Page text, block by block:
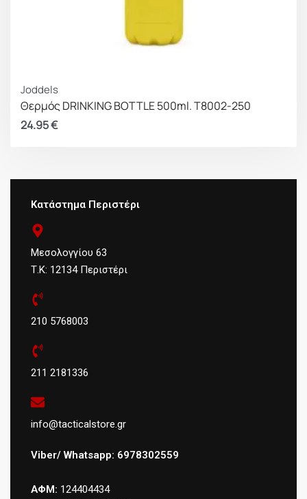
Joddels
Θερμός DRINKING BOTTLE 500ml. T8002-250
24.95€
Κατάστημα Περιστέρι
Μεσολογγίου 63
Τ.Κ: 12134 Περιστέρι
210 5768003
211 2181336
info@tacticalstore.gr
Viber/ Whatsapp: 6978302559
ΑΦΜ: 124404434